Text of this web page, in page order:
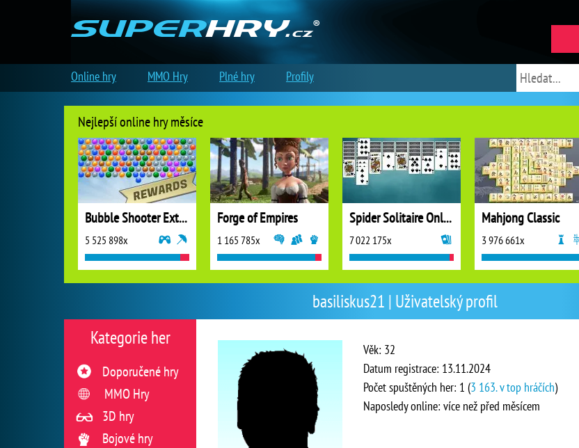
basiliskus21 | Uživatelský profil
Věk: 32
Datum registrace: 13.11.2024
Počet spuštěných her: 1 (3 163. v top hráčích)
Naposledy online: více než před měsícem
Kategorie her
Doporučené hry
MMO Hry
3D hry
Bojové hry
Nejlepší online hry měsíce
Bubble Shooter Extreme
5 525 898x
Forge of Empires
1 165 785x
Spider Solitaire Online
7 022 175x
Mahjong Classic
3 976 661x
Online hry MMO Hry Plné hry Profily